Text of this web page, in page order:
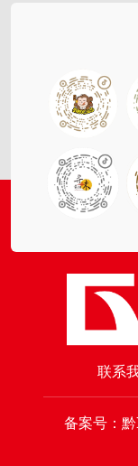
联系
备案号：